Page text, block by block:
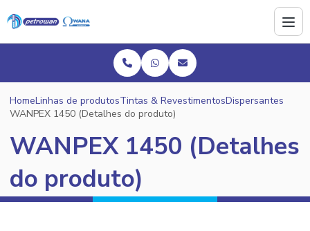
HomeLinhas de produtosTintas & RevestimentosDispersantes
WANPEX 1450 (Detalhes do produto)
WANPEX 1450 (Detalhes
do produto)